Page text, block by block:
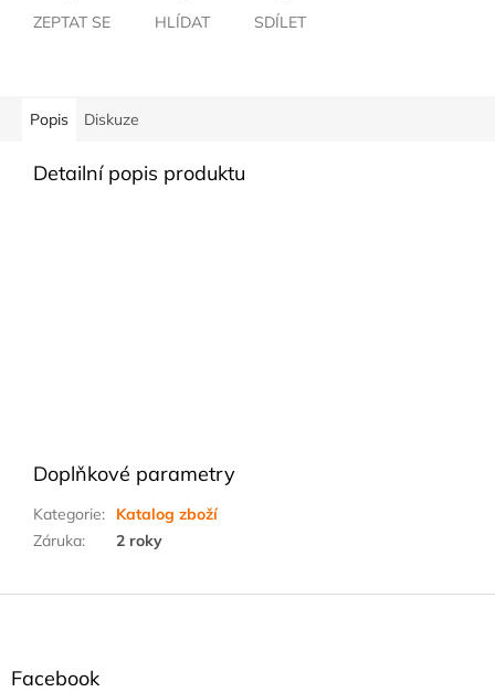
ZEPTAT SE HLÍDAT SDÍLET
Popis Diskuze
Detailní popis produktu
Doplňkové parametry
Kategorie:
Katalog zboží
Záruka: 2 roky
Z
Facebook